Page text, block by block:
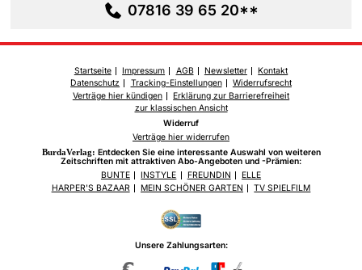
07816 39 65 20**
Startseite Impressum AGB Newsletter
Kontakt
Datenschutz
Tracking-Einstellungen
Widerrufsrecht
Verträge hier kündigen
Erklärung zur Barrierefreiheit
zur klassischen Ansicht
Widerruf
Verträge hier widerrufen
BurdaVerlag: Entdecken Sie eine interessante Auswahl von weiteren
Zeitschriften mit attraktiven Abo-Angeboten und -Prämien:
BUNTE
INSTYLE FREUNDIN
ELLE
HARPER'S BAZAAR
MEIN SCHÖNER GARTEN TV SPIELFILM
Unsere Zahlungsarten: